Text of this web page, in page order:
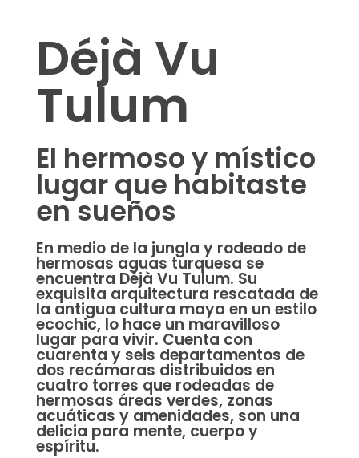
Déjà Vu
Tulum
El hermoso y místico
lugar que habitaste
en sueños
En medio de la jungla y rodeado de
hermosas aguas turquesa se
encuentra Déjà Vu Tulum. Su
exquisita arquitectura rescatada de
la antigua cultura maya en un estilo
ecochic, lo hace un maravilloso
lugar para vivir. Cuenta con
cuarenta y seis departamentos de
dos recámaras distribuidos en
cuatro torres que rodeadas de
hermosas áreas verdes, zonas
acuáticas y amenidades, son una
delicia para mente, cuerpo y
espíritu.